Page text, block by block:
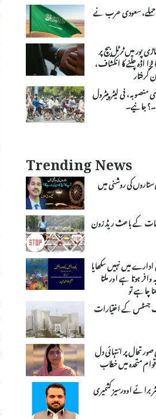
سعودی عرب نے
پور میں ٹرٹل بیچ پر
اڈہ چلنے کا انکشاف،
منصوبہ، فی لیٹر پیٹرول
جانیے۔
Trending News
کی روشنی میں
کے باعث ریڈ زون
ادارے میں نہیں سکھایا
ہوتا ہے اور ملتا
چاہے تو
جسٹس کے اختیارات
پر انتہائی دل
متحدہ میں خطاب
برائے اوورسیز کشمیری